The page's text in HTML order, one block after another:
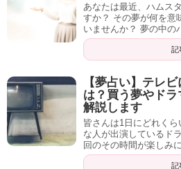
あなたは最近、ハムス
すか？ その夢が何を意
いませんか？ 夢の中の
記
【夢占い】テレ
は？買う夢やド
解説します
皆さんは1日にどれく
な人が出演しているド
回のその時間が楽しみ
記